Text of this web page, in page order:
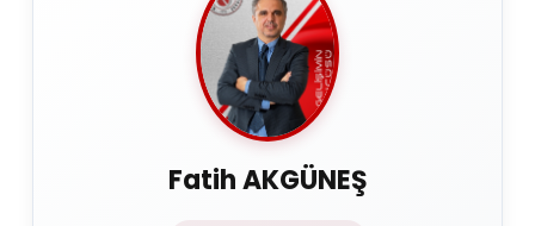
Fatih AKGÜNEŞ